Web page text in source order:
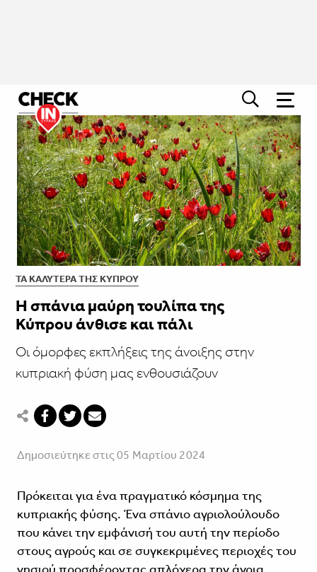
ΤΑ ΚΑΛΎΤΕΡΑ ΤΗΣ ΚΎΠΡΟΥ
Η σπάνια μαύρη τουλίπα της
Κύπρου άνθισε και πάλι
Οι όμορφες εκπλήξεις της άνοιξης στην
κυπριακή φύση μας ενθουσιάζουν
Δημοσιεύτηκε στις 05 Μαρτίου 2024
Πρόκειται για ένα πραγματικό κόσμημα της
κυπριακής φύσης. Ένα σπάνιο αγριολούλουδο
που κάνει την εμφάνισή του αυτή την περίοδο
στους αγρούς και σε συγκεκριμένες περιοχές του